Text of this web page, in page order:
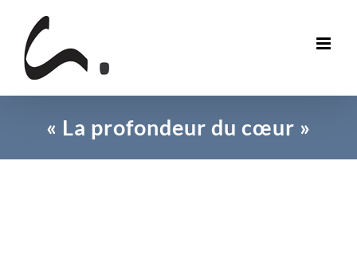
content
« La profondeur du cœur »